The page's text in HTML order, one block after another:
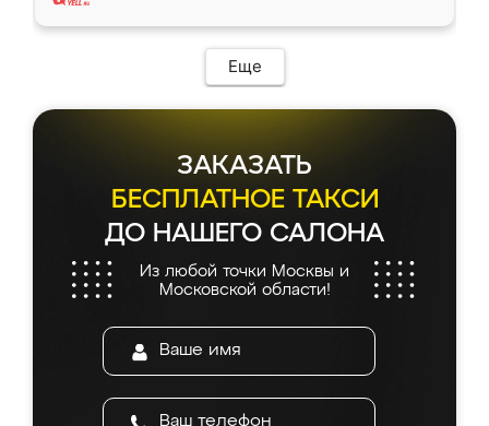
Еще
ЗАКАЗАТЬ
БЕСПЛАТНОЕ ТАКСИ
ДО НАШЕГО САЛОНА
Из любой точки Москвы и
Московской области!